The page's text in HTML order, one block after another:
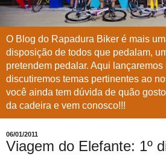
O Blog do Rapadura Biker é mais
disposição de todos que pedalam,
pretendem pedalar. Aqui
discutiremos temas pertinentes ao
você ainda tem dúvida de quão
da cadeira e vem conosco!!!
06/01/2011
Viagem do Elefante: 1º